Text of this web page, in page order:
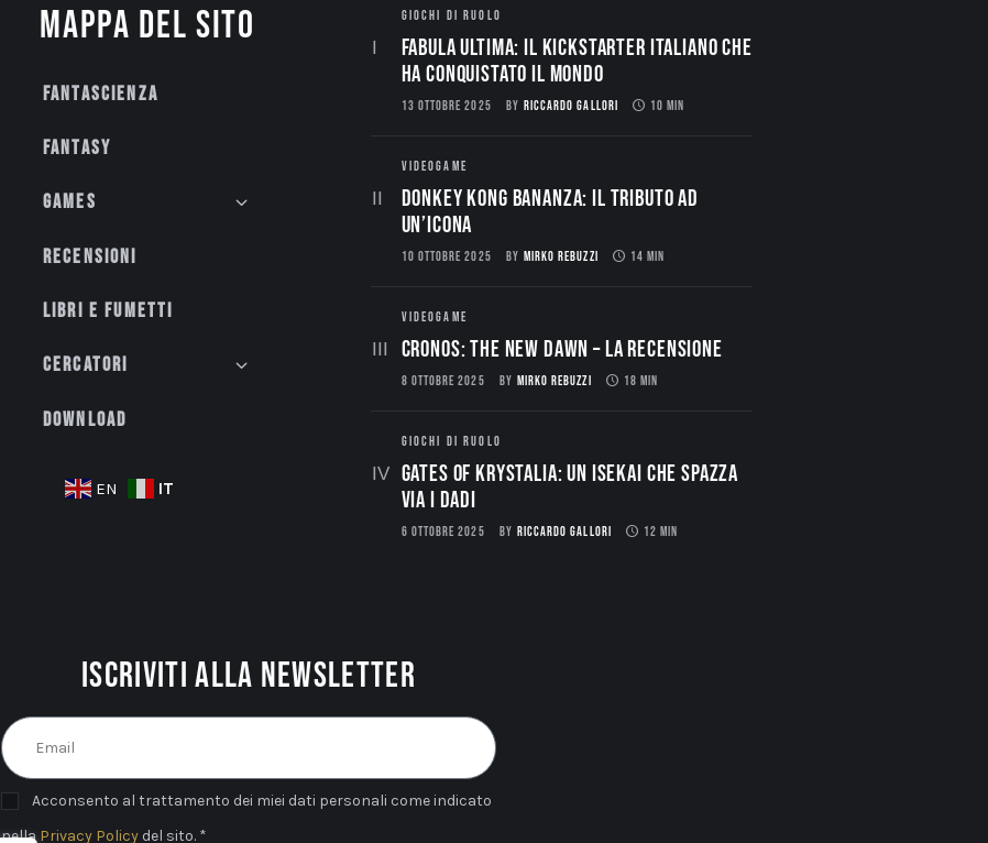
Mappa del sito
Fantascienza
Fantasy
Games
Recensioni
Libri e fumetti
Cercatori
Download
EN IT
GIOCHI DI RUOLO
Fabula Ultima: il Kickstarter italiano che
ha conquistato il mondo
13 OTTOBRE 2025 BY RICCARDO GALLORI 10 MIN
VIDEOGAME
Donkey Kong Bananza: Il Tributo ad
un’Icona
10 OTTOBRE 2025 BY MIRKO REBUZZI 14 MIN
VIDEOGAME
CRONOS: THE NEW DAWN – La Recensione
8 OTTOBRE 2025 BY MIRKO REBUZZI 18 MIN
GIOCHI DI RUOLO
Gates of Krystalia: Un Isekai che spazza
via i dadi
6 OTTOBRE 2025 BY RICCARDO GALLORI 12 MIN
Iscriviti alla newsletter
Acconsento al trattamento dei miei dati personali come indicato
nella Privacy Policy del sito. *